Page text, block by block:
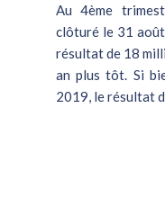
Au 4ème
clôturé le 31
résultat de 18
an plus tôt. Si
2019, le résultat